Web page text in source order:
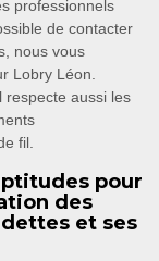
professionnels
de contacter
nous vous
Lobry Léon.
respecte aussi les
fil.
pour
des
et ses